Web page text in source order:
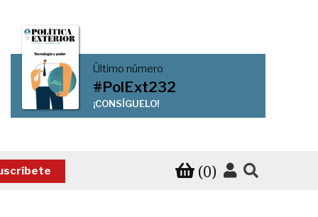
Último número
#PolExt232
¡CONSÍGUELO!
(0)